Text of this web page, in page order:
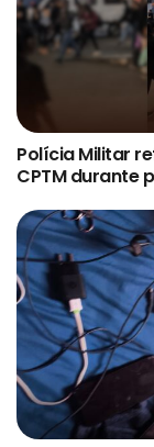
Polícia Militar
CPTM durante